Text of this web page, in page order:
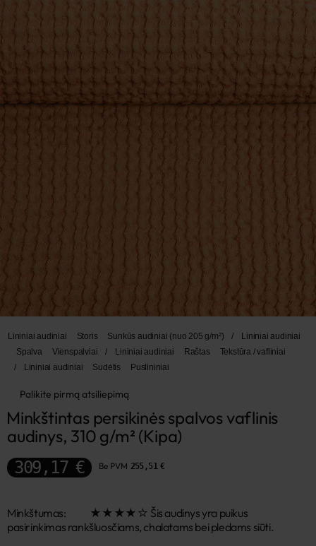
Lininiai audiniai Storis Sunkūs audiniai (nuo 205 g/m²) /
Lininiai audiniai
Spalva
Vienspalviai / Lininiai audiniai Raštas
Tekstūra / vafliniai
/
Lininiai audiniai Sudėtis Puslininiai
Palikite pirmą atsiliepimą
Minkštintas persikinės spalvos vaflinis
audinys, 310 g/m² (Kipa)
309,17 € Be PVM 255,51 €
Minkštumas: ★★★★☆ Šis audinys yra puikus
pasirinkimas rankšluosčiams, chalatams bei pledams siūti.